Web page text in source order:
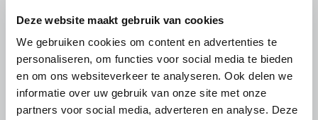
Deze website maakt gebruik van cookies
We gebruiken cookies om content en advertenties te
personaliseren, om functies voor social media te bieden
en om ons websiteverkeer te analyseren. Ook delen we
informatie over uw gebruik van onze site met onze
partners voor social media, adverteren en analyse. Deze